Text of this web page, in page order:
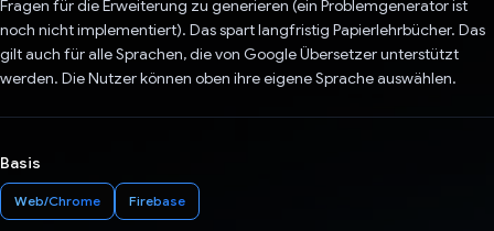
Fragen für die Erweiterung zu generieren (ein Problemgenerator ist
noch nicht implementiert). Das spart langfristig Papierlehrbücher. Das
gilt auch für alle Sprachen, die von Google Übersetzer unterstützt
werden. Die Nutzer können oben ihre eigene Sprache auswählen.
Basis
Web/Chrome Firebase